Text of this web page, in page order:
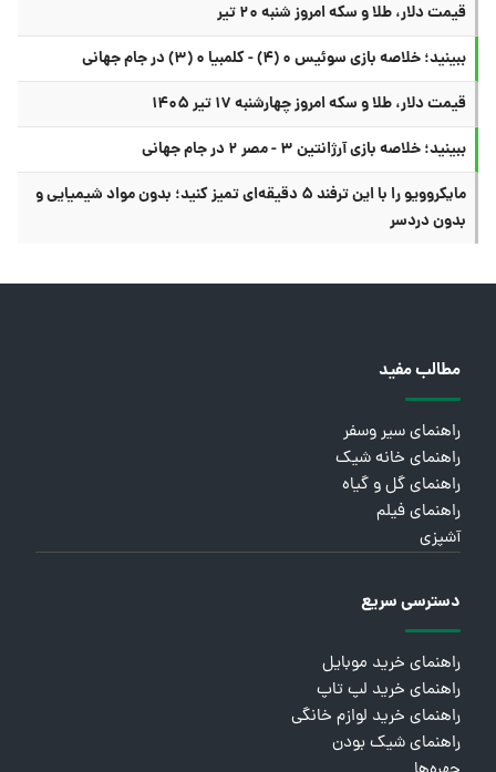
قیمت دلار، طلا و سکه امروز شنبه ۲۰ تیر
ببینید؛ خلاصه بازی سوئیس ۰ (۴) - کلمبیا ۰ (۳) در جام جهانی
قیمت دلار، طلا و سکه امروز چهارشنبه ۱۷ تیر ۱۴۰۵
ببینید؛ خلاصه بازی آرژانتین ۳ - مصر ۲ در جام جهانی
مایکروویو را با این ترفند ۵ دقیقه‌ای تمیز کنید؛ بدون مواد شیمیایی و
بدون دردسر
مطالب مفید
راهنمای سیر وسفر
راهنمای خانه شیک
راهنمای گل و گیاه
راهنمای فیلم
آشپزی
دسترسی سریع
راهنمای خرید موبایل
راهنمای خرید لپ تاپ
راهنمای خرید لوازم خانگی
راهنمای شیک بودن